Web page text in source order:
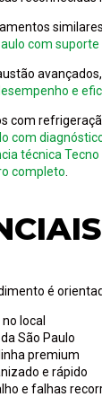
com
e
com
com
técnica
completo
é
local
São Paulo
premium
e rápido
e falhas